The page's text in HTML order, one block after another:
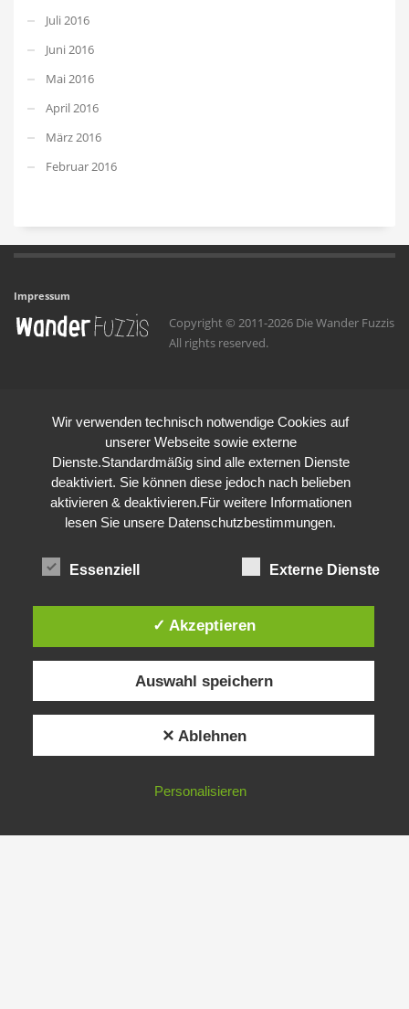
Juli 2016
Juni 2016
Mai 2016
April 2016
März 2016
Februar 2016
Impressum
Copyright © 2011-2026 Die Wander Fuzzis
All rights reserved.
Wir verwenden technisch notwendige Cookies auf
unserer Webseite sowie externe
Dienste.Standardmäßig sind alle externen Dienste
deaktiviert. Sie können diese jedoch nach belieben
aktivieren & deaktivieren.Für weitere Informationen
lesen Sie unsere Datenschutzbestimmungen.
Essenziell Externe Dienste
✓ Akzeptieren
Auswahl speichern
✕ Ablehnen
Personalisieren